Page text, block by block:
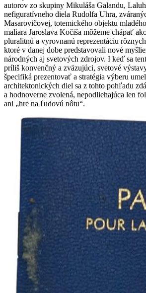
autorov zo skupiny Mikuláša Galandu,
nefiguratívneho diela Rudolfa Uhra,
Masarovičovej, totemického objektu
maliara Jaroslava Kočiša môžeme chápať
pluralitnú a vyrovnanú reprezentáciu
ktoré v danej dobe predstavovali nové
národných aj svetových zdrojov. I keď sa
príliš konvenčný a zväzujúci, svetové
špecifiká prezentovať a stratégia výberu
architektonických diel sa z tohto pohľadu
a hodnoverne zvolená, nepodliehajúca len
ani „hre na ľudovú nôtu“.